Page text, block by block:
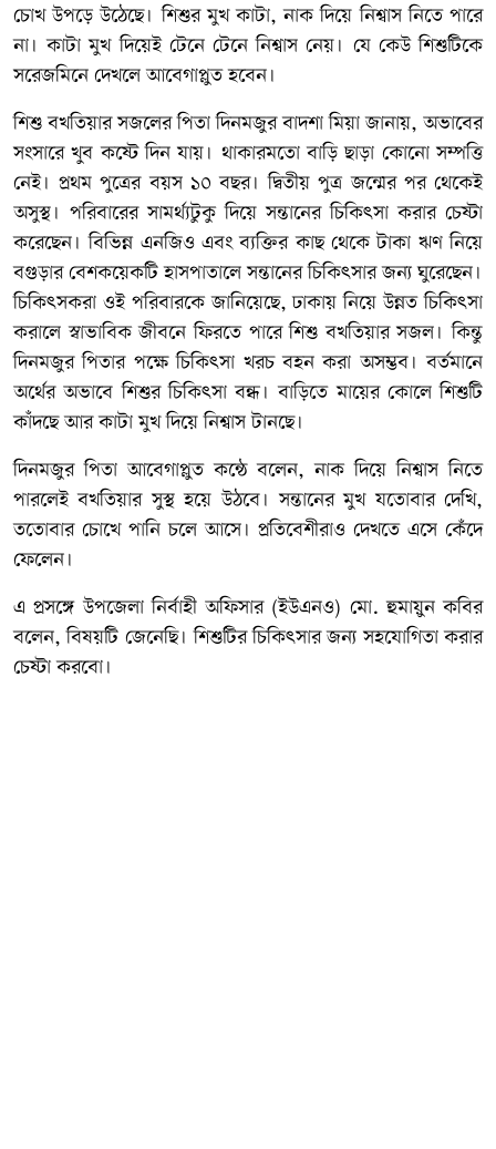
চোখ উপড়ে উঠেছে। শিশুর মুখ কাটা, নাক দিয়ে নিশ্বাস নিতে পারে
না। কাটা মুখ দিয়েই টেনে টেনে নিশ্বাস নেয়। যে কেউ শিশুটিকে
সরেজমিনে দেখলে আবেগাপ্লুত হবেন।
শিশু বখতিয়ার সজলের পিতা দিনমজুর বাদশা মিয়া জানায়, অভাবের
সংসারে খুব কষ্টে দিন যায়। থাকারমতো বাড়ি ছাড়া কোনো সম্পত্তি
নেই। প্রথম পুত্রের বয়স ১০ বছর। দ্বিতীয় পুত্র জন্মের পর থেকেই
অসুস্থ। পরিবারের সামর্থ্যটুকু দিয়ে সন্তানের চিকিৎসা করার চেষ্টা
করেছেন। বিভিন্ন এনজিও এবং ব্যক্তির কাছ থেকে টাকা ঋণ নিয়ে
বগুড়ার বেশকয়েকটি হাসপাতালে সন্তানের চিকিৎসার জন্য ঘুরেছেন।
চিকিৎসকরা ওই পরিবারকে জানিয়েছে, ঢাকায় নিয়ে উন্নত চিকিৎসা
করালে স্বাভাবিক জীবনে ফিরতে পারে শিশু বখতিয়ার সজল। কিন্তু
দিনমজুর পিতার পক্ষে চিকিৎসা খরচ বহন করা অসম্ভব। বর্তমানে
অর্থের অভাবে শিশুর চিকিৎসা বন্ধ। বাড়িতে মায়ের কোলে শিশুটি
কাঁদছে আর কাটা মুখ দিয়ে নিশ্বাস টানছে।
দিনমজুর পিতা আবেগাপ্লুত কন্ঠে বলেন, নাক দিয়ে নিশ্বাস নিতে
পারলেই বখতিয়ার সুস্থ হয়ে উঠবে। সন্তানের মুখ যতোবার দেখি,
ততোবার চোখে পানি চলে আসে। প্রতিবেশীরাও দেখতে এসে কেঁদে
ফেলেন।
এ প্রসঙ্গে উপজেলা নির্বাহী অফিসার (ইউএনও) মো. হুমায়ুন কবির
বলেন, বিষয়টি জেনেছি। শিশুটির চিকিৎসার জন্য সহযোগিতা করার
চেষ্টা করবো।